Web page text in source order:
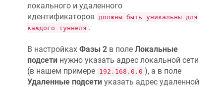
локального и удаленного
идентификаторов должны быть уникальны для
каждого туннеля .
В настройках Фазы 2 в поле Локальные
подсети нужно указать адрес локальной сети
(в нашем примере 192.168.0.0 ), а в поле
Удаленные подсети указать адрес удаленной